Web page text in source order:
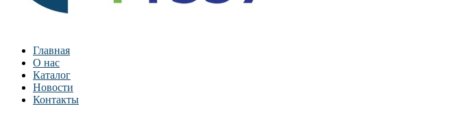
Главная
О нас
Каталог
Новости
Контакты